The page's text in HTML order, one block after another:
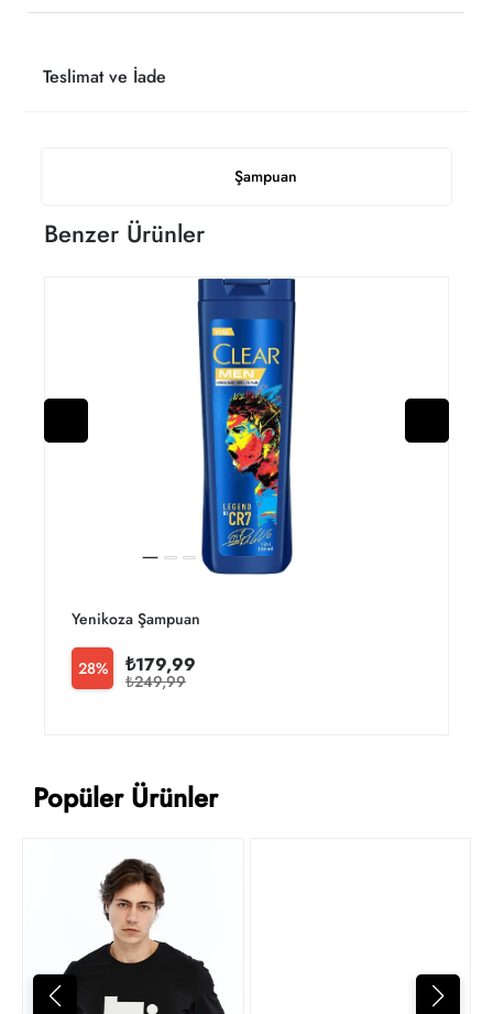
Şampuan
Teslimat ve İade
Benzer Ürünler
Yenikoza Şampuan
28% ₺179,99
₺249,99
Popüler Ürünler